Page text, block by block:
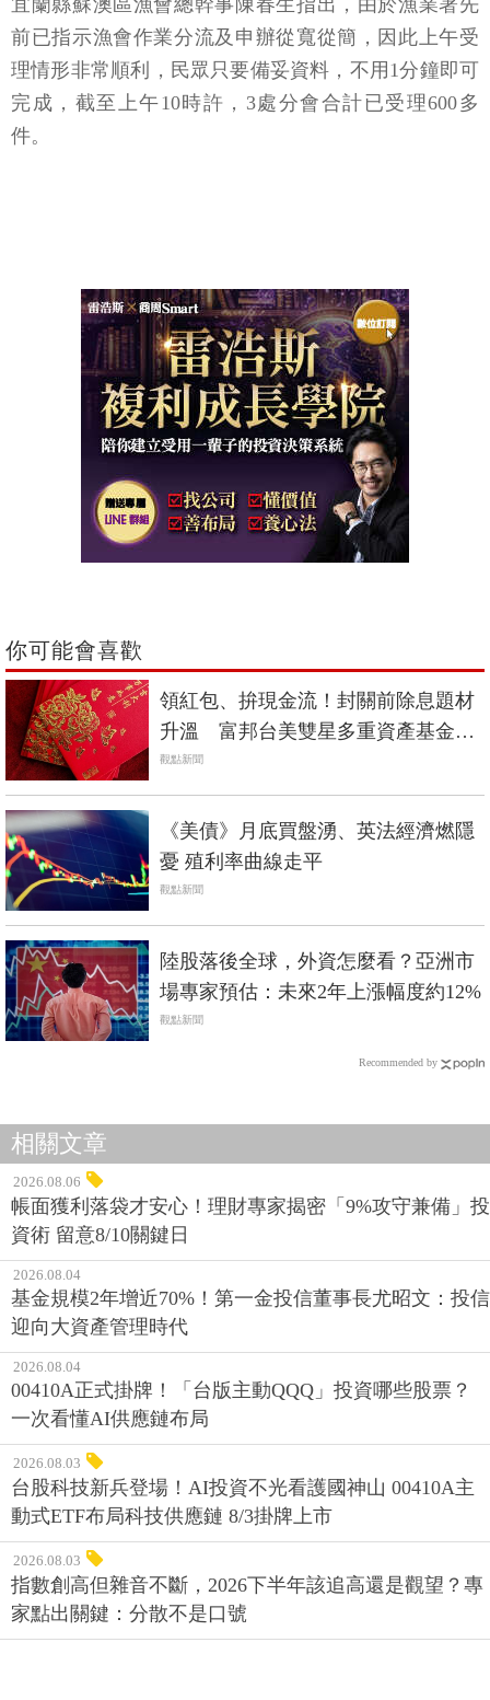
宜蘭縣蘇澳區漁會總幹事陳春生指出，由於漁業署先
前已指示漁會作業分流及申辦從寬從簡，因此上午受
理情形非常順利，民眾只要備妥資料，不用1分鐘即可
完成，截至上午10時許，3處分會合計已受理600多
件。
你可能會喜歡
領紅包、拚現金流！封關前除息題材
升溫 富邦台美雙星多重資產基金成
焦點
觀點新聞
《美債》月底買盤湧、英法經濟燃隱
憂 殖利率曲線走平
觀點新聞
陸股落後全球，外資怎麼看？亞洲市
場專家預估：未來2年上漲幅度約12%
觀點新聞
Recommended by
相關文章
2026.08.06
帳面獲利落袋才安心！理財專家揭密「9%攻守兼備」投
資術 留意8/10關鍵日
2026.08.04
基金規模2年增近70%！第一金投信董事長尤昭文：投信
迎向大資產管理時代
2026.08.04
00410A正式掛牌！「台版主動QQQ」投資哪些股票？
一次看懂AI供應鏈布局
2026.08.03
台股科技新兵登場！AI投資不光看護國神山 00410A主
動式ETF布局科技供應鏈 8/3掛牌上市
2026.08.03
指數創高但雜音不斷，2026下半年該追高還是觀望？專
家點出關鍵：分散不是口號